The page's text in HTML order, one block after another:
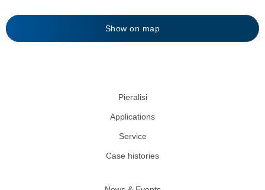
Show on map
Pieralisi
Applications
Service
Case histories